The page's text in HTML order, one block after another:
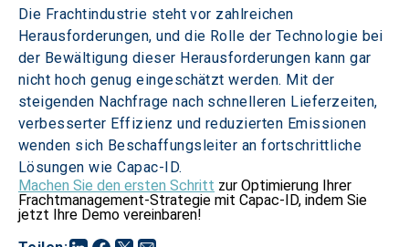
Die Frachtindustrie steht vor zahlreichen
Herausforderungen, und die Rolle der Technologie bei
der Bewältigung dieser Herausforderungen kann gar
nicht hoch genug eingeschätzt werden. Mit der
steigenden Nachfrage nach schnelleren Lieferzeiten,
verbesserter Effizienz und reduzierten Emissionen
wenden sich Beschaffungsleiter an fortschrittliche
Lösungen wie Capac-ID.
Machen Sie den ersten Schritt zur Optimierung Ihrer
Frachtmanagement-Strategie mit Capac-ID, indem Sie
jetzt Ihre Demo vereinbaren!